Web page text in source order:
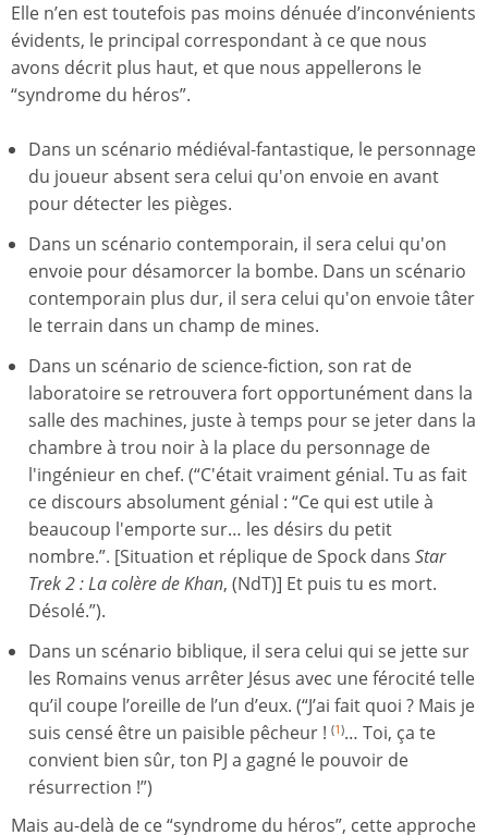
Elle n’en est toutefois pas moins dénuée d’inconvénients
évidents, le principal correspondant à ce que nous
avons décrit plus haut, et que nous appellerons le
“syndrome du héros”.
Dans un scénario médiéval-fantastique, le personnage
du joueur absent sera celui qu'on envoie en avant
pour détecter les pièges.
Dans un scénario contemporain, il sera celui qu'on
envoie pour désamorcer la bombe. Dans un scénario
contemporain plus dur, il sera celui qu'on envoie tâter
le terrain dans un champ de mines.
Dans un scénario de science-fiction, son rat de
laboratoire se retrouvera fort opportunément dans la
salle des machines, juste à temps pour se jeter dans la
chambre à trou noir à la place du personnage de
l'ingénieur en chef. (“C'était vraiment génial. Tu as fait
ce discours absolument génial : “Ce qui est utile à
beaucoup l'emporte sur… les désirs du petit
nombre.”. [Situation et réplique de Spock dans Star
Trek 2 : La colère de Khan, (NdT)] Et puis tu es mort.
Désolé.”).
Dans un scénario biblique, il sera celui qui se jette sur
les Romains venus arrêter Jésus avec une férocité telle
qu’il coupe l’oreille de l’un d’eux. (“J’ai fait quoi ? Mais je
suis censé être un paisible pêcheur ! (1)… Toi, ça te
convient bien sûr, ton PJ a gagné le pouvoir de
résurrection !”)
Mais au-delà de ce “syndrome du héros”, cette approche